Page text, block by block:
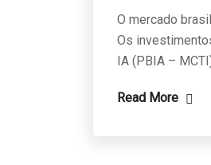
O mercado
Os
IA (PBIA –
Read More